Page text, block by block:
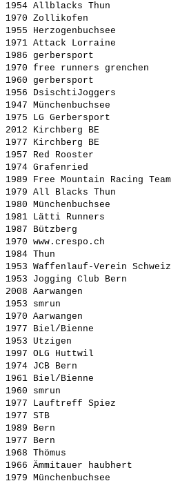
1954 Allblacks Thun
1970 Zollikofen
1955 Herzogenbuchsee
1971 Attack Lorraine
1986 gerbersport
1970 free runners grenchen
1960 gerbersport
1956 DsischtiJoggers
1947 Münchenbuchsee
1975 LG Gerbersport
2012 Kirchberg BE
1977 Kirchberg BE
1957 Red Rooster
1974 Grafenried
1989 Free Mountain Racing
1979 All Blacks Thun
1980 Münchenbuchsee
1981 Lätti Runners
1987 Bützberg
1970 www.crespo.ch
1984 Thun
1953 Waffenlauf-Verein
1953 Jogging Club Bern
2008 Aarwangen
1953 smrun
1970 Aarwangen
1977 Biel/Bienne
1953 Utzigen
1997 OLG Huttwil
1974 JCB Bern
1961 Biel/Bienne
1960 smrun
1977 Lauftreff Spiez
1977 STB
1989 Bern
1977 Bern
1968 Thömus
1966 Ämmitauer haubhert
1979 Münchenbuchsee